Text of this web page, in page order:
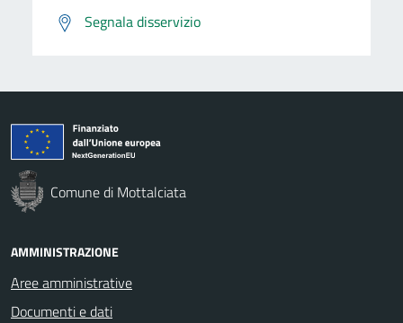
Segnala disservizio
Comune di Mottalciata
AMMINISTRAZIONE
Aree amministrative
Documenti e dati